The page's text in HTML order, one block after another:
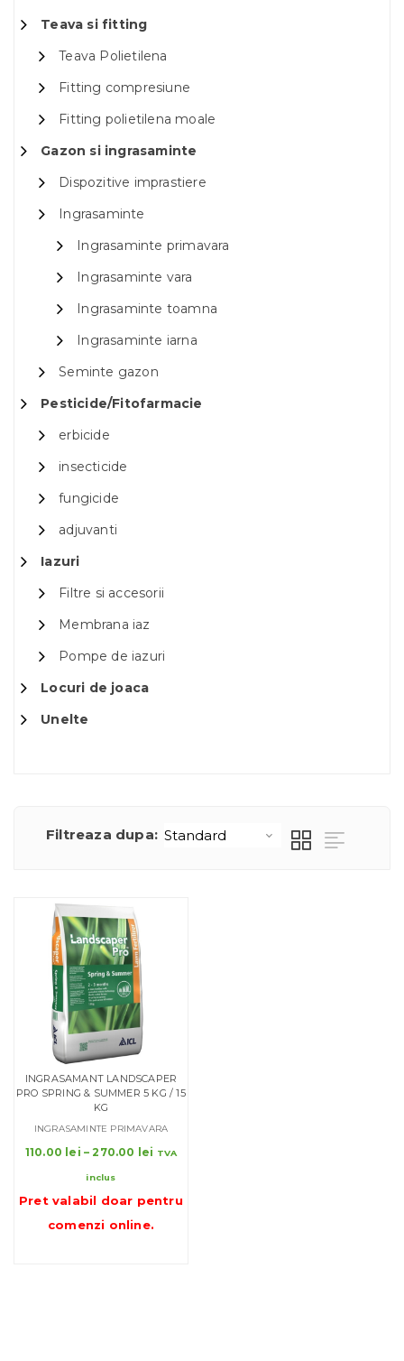
Teava si fitting
Teava Polietilena
Fitting compresiune
Fitting polietilena moale
Gazon si ingrasaminte
Dispozitive imprastiere
Ingrasaminte
Ingrasaminte primavara
Ingrasaminte vara
Ingrasaminte toamna
Ingrasaminte iarna
Seminte gazon
Pesticide/Fitofarmacie
erbicide
insecticide
fungicide
adjuvanti
Iazuri
Filtre si accesorii
Membrana iaz
Pompe de iazuri
Locuri de joaca
Unelte
Filtreaza dupa:
INGRASAMANT LANDSCAPER
PRO SPRING & SUMMER 5 KG / 15
KG
INGRASAMINTE PRIMAVARA
110.00 lei – 270.00 lei
110.00 lei
TVA
inclus
Pret valabil doar pentru
comenzi online.